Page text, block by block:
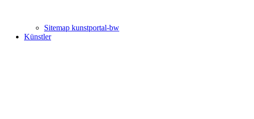
Sitemap kunstportal-bw
Künstler